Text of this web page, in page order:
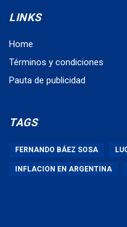
LINKS
Home
Términos y condiciones
Pauta de publicidad
TAGS
FERNANDO BÁEZ SOSA
INFLACION EN ARGENTINA